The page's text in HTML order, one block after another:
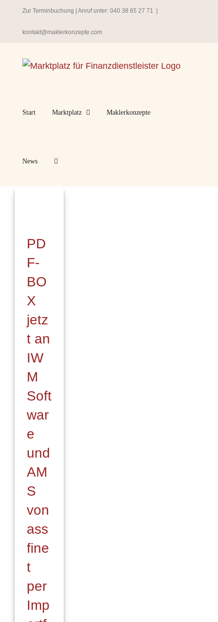
springen
Zur Terminbuchung | Anruf unter: 040 38 65 27 71
kontakt@maklerkonzepte.com
Start Marktplatz Maklerkonzepte
News
PD
F-
BO
X
jetz
t an
IW
M
Soft
war
e
und
AM
S
von
ass
ﬁne
t
per
Imp